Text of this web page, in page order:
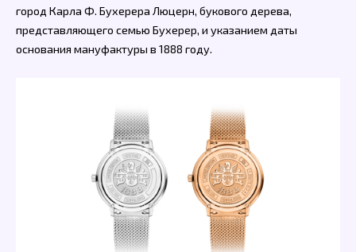
город Карла Ф. Бухерера Люцерн, букового дерева,
представляющего семью Бухерер, и указанием даты
основания мануфактуры в 1888 году.